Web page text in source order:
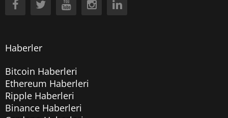
Haberler
Bitcoin Haberleri
Ethereum Haberleri
Ripple Haberleri
Binance Haberleri